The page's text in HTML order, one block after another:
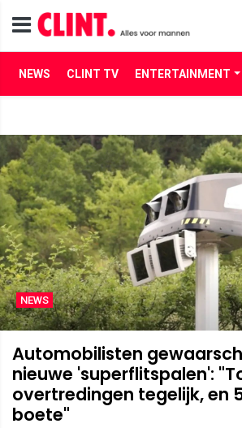
NEWS CLINT TV ENTERTAINMENT
NEWS
Automobilisten
nieuwe 'superflitspalen':
overtredingen tegelijk, en
boete"